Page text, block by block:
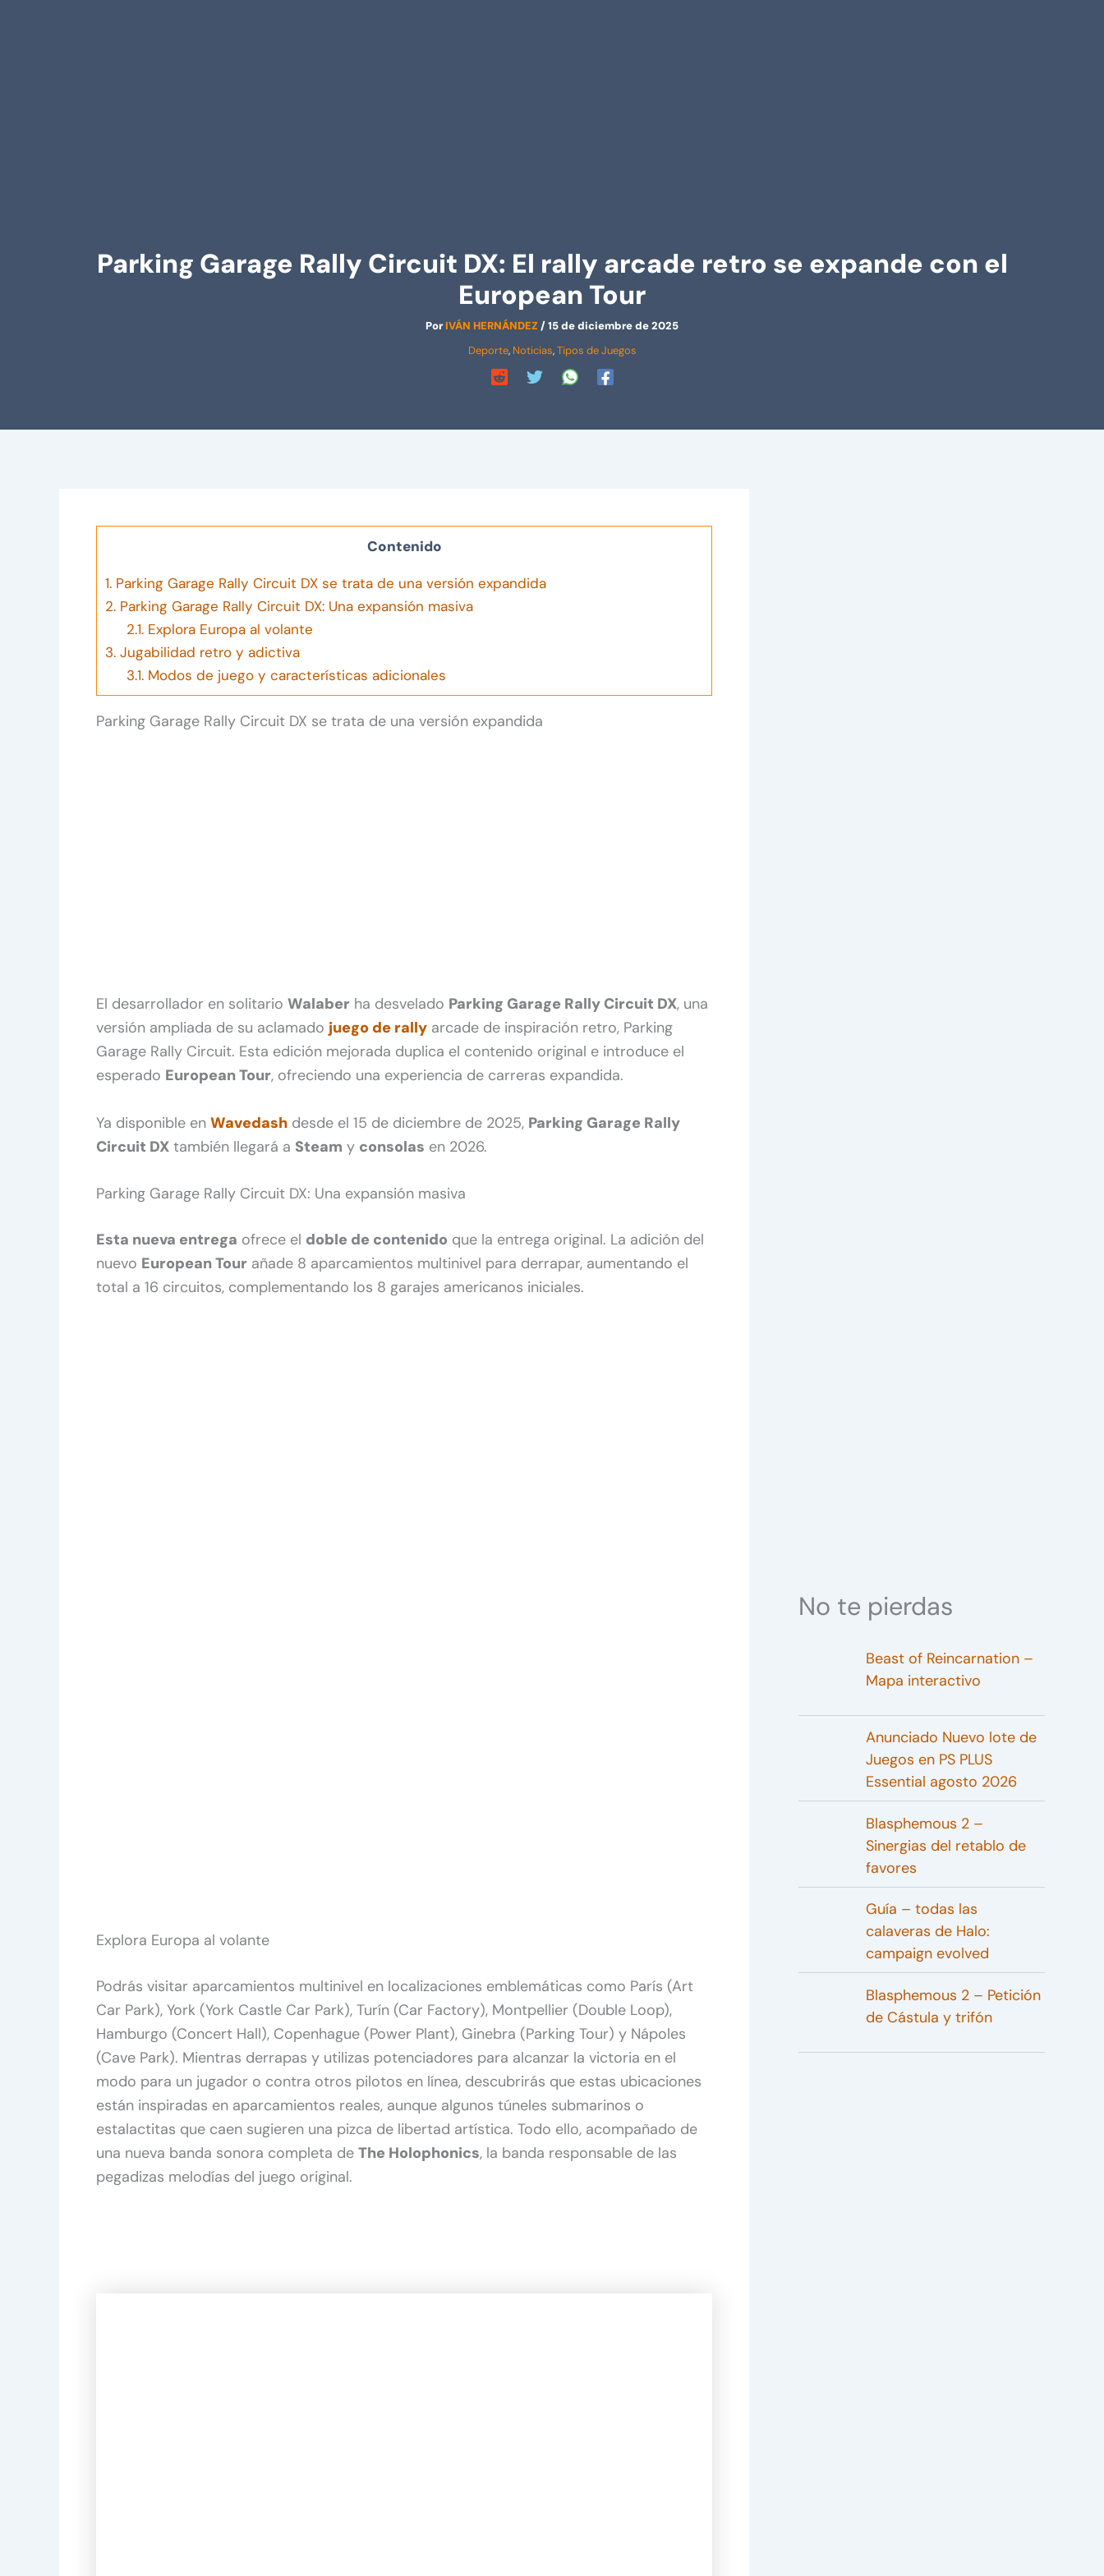
Parking Garage Rally Circuit DX: El rally arcade retro se expande con el
European Tour
PorIVÁN HERNÁNDEZ /15 de diciembre de 2025
Deporte, Noticias,Tipos de Juegos
Contenido
1. Parking Garage Rally Circuit DX se trata de una versión expandida
2. Parking Garage Rally Circuit DX: Una expansión masiva
2.1.Explora Europa al volante
3. Jugabilidad retro y adictiva
3.1.Modos de juego y características adicionales
Parking Garage Rally Circuit DX se trata de una versión expandida
El desarrollador en solitario Walaber ha desvelado Parking Garage Rally Circuit DX, una
versión ampliada de su aclamado juego de rally arcade de inspiración retro, Parking
Garage Rally Circuit. Esta edición mejorada duplica el contenido original e introduce el
esperado European Tour, ofreciendo una experiencia de carreras expandida.
Ya disponible en Wavedash desde el 15 de diciembre de 2025, Parking Garage Rally
Circuit DX también llegará a Steam y consolas en 2026.
Parking Garage Rally Circuit DX: Una expansión masiva
Esta nueva entrega ofrece el doble de contenido que la entrega original. La adición del
nuevo European Tour añade 8 aparcamientos multinivel para derrapar, aumentando el
total a 16 circuitos, complementando los 8 garajes americanos iniciales.
Explora Europa al volante
Podrás visitar aparcamientos multinivel en localizaciones emblemáticas como París (Art
Car Park), York (York Castle Car Park), Turín (Car Factory), Montpellier (Double Loop),
Hamburgo (Concert Hall), Copenhague (Power Plant), Ginebra (Parking Tour) y Nápoles
(Cave Park). Mientras derrapas y utilizas potenciadores para alcanzar la victoria en el
modo para un jugador o contra otros pilotos en línea, descubrirás que estas ubicaciones
están inspiradas en aparcamientos reales, aunque algunos túneles submarinos o
estalactitas que caen sugieren una pizca de libertad artística. Todo ello, acompañado de
una nueva banda sonora completa de The Holophonics, la banda responsable de las
pegadizas melodías del juego original.
No te pierdas
Beast of Reincarnation –
Mapa interactivo
Anunciado Nuevo lote de
Juegos en PS PLUS
Essential agosto 2026
Blasphemous 2 –
Sinergias del retablo de
favores
Guía – todas las
calaveras de Halo:
campaign evolved
Blasphemous 2 – Petición
de Cástula y trifón